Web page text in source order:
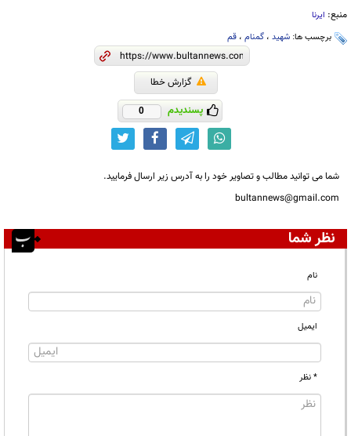
منبع: ایرنا
برچسب ها: شهید ، گمنام ، قم
گزارش خطا
پسندیدم 0
شما می توانید مطالب و تصاویر خود را به آدرس زیر ارسال فرمایید.
bultannews@gmail.com
نظر شما
نام
ایمیل
* نظر